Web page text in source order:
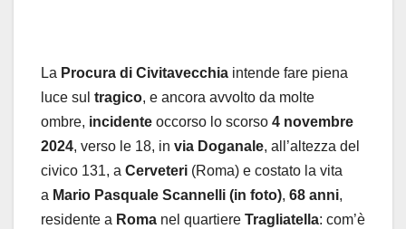
La Procura di Civitavecchia intende fare piena
luce sul tragico, e ancora avvolto da molte
ombre, incidente occorso lo scorso 4 novembre
2024, verso le 18, in via Doganale, all’altezza del
civico 131, a Cerveteri (Roma) e costato la vita
a Mario Pasquale Scannelli (in foto), 68 anni,
residente a Roma nel quartiere Tragliatella: com’è